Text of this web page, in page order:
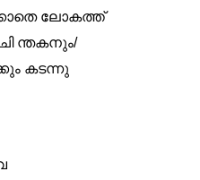
ലോകത്ത്
ന്തകനും/
കടന്നു